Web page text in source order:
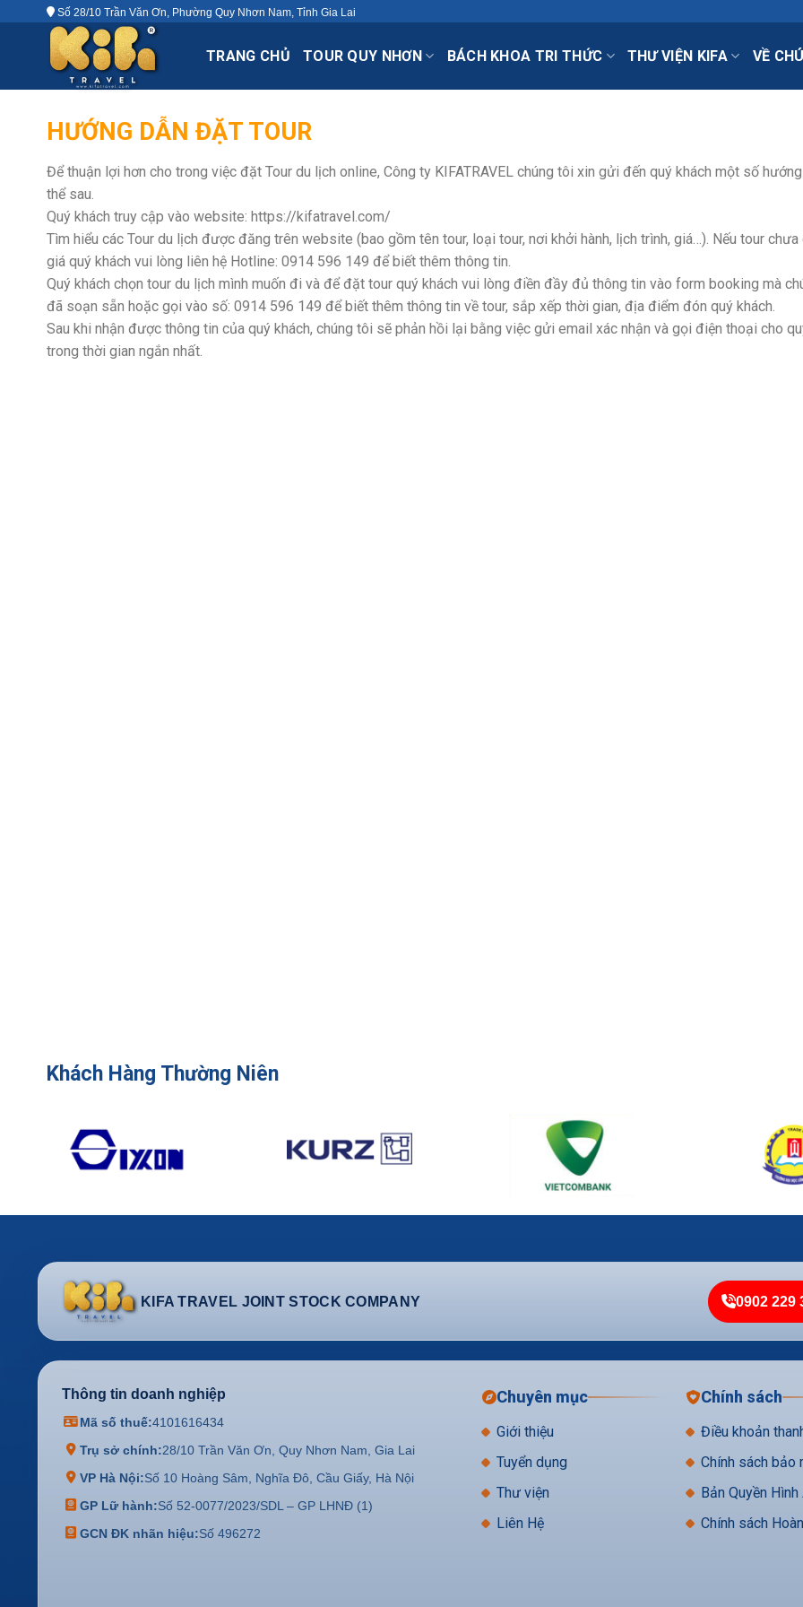
Số 28/10 Trần Văn Ơn, Phường Quy Nhơn Nam, Tỉnh Gia Lai
TRANG CHỦ TOUR QUY NHƠN BÁCH KHOA TRI THỨC THƯ VIỆN KIFA VỀ
HƯỚNG DẪN ĐẶT TOUR
Để thuận lợi hơn cho trong việc đặt Tour du lịch online, Công ty KIFATRAVEL chúng tôi xin gửi đến quý khách một số
thể sau.
Quý khách truy cập vào website: https://kifatravel.com/
Tìm hiểu các Tour du lịch được đăng trên website (bao gồm tên tour, loại tour, nơi khởi hành, lịch trình, giá…). Nếu tour chưa
giá quý khách vui lòng liên hệ Hotline: 0914 596 149 để biết thêm thông tin.
Quý khách chọn tour du lịch mình muốn đi và để đặt tour quý khách vui lòng điền đầy đủ thông tin vào form booking mà
đã soạn sẵn hoặc gọi vào số: 0914 596 149 để biết thêm thông tin về tour, sắp xếp thời gian, địa điểm đón quý khách.
Sau khi nhận được thông tin của quý khách, chúng tôi sẽ phản hồi lại bằng việc gửi email xác nhận và gọi điện thoại cho
trong thời gian ngắn nhất.
Khách Hàng Thường Niên
KIFA TRAVEL JOINT STOCK COMPANY 0902 229
Thông tin doanh nghiệp
Mã số thuế:4101616434
Trụ sở chính:28/10 Trần Văn Ơn, Quy Nhơn Nam, Gia Lai
VP Hà Nội:Số 10 Hoàng Sâm, Nghĩa Đô, Cầu Giấy, Hà Nội
GP Lữ hành:Số 52-0077/2023/SDL – GP LHNĐ (1)
GCN ĐK nhãn hiệu:Số 496272
Chuyên mục
Giới thiệu
Tuyển dụng
Thư viện
Liên Hệ
Chính sách
Điều khoản
Chính sách bảo
Bản Quyền Hình
Chính sách